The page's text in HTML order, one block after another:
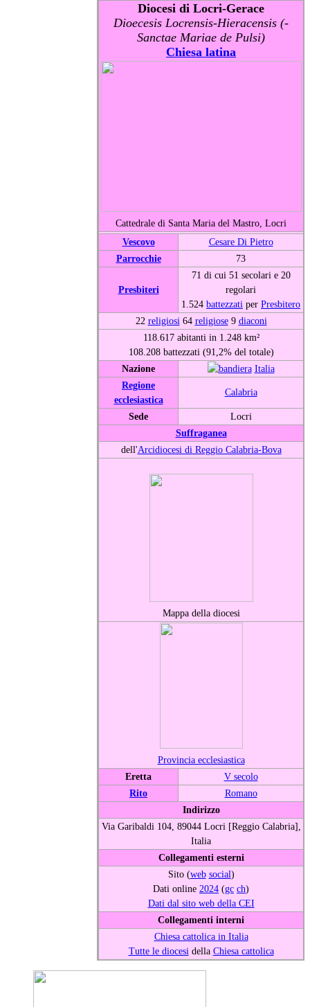
Diocesi di Locri-Gerace
Dioecesis Locrensis-Hieracensis (-
Sanctae Mariae de Pulsi)
Chiesa latina
Cattedrale di Santa Maria del Mastro, Locri
Vescovo
Cesare Di Pietro
Parrocchie
73
Presbiteri
71 di cui 51 secolari e 20
regolari
1.524 battezzati per Presbitero
22 religiosi 64 religiose9 diaconi
118.617 abitanti in 1.248 km²
108.208 battezzati (91,2% del totale)
Nazione
Italia
Regione
ecclesiastica
Calabria
Sede
Locri
Suffraganea
dell'Arcidiocesi di Reggio Calabria-Bova
Mappa della diocesi
Provincia ecclesiastica
Eretta
V secolo
Rito
Romano
Indirizzo
Via Garibaldi 104, 89044 Locri [Reggio Calabria],
Italia
Collegamenti esterni
Sito (web social)
Dati online 2024 (gc ch)
Dati dal sito web della CEI
Collegamenti interni
Chiesa cattolica in Italia
Tutte le diocesi della Chiesa cattolica